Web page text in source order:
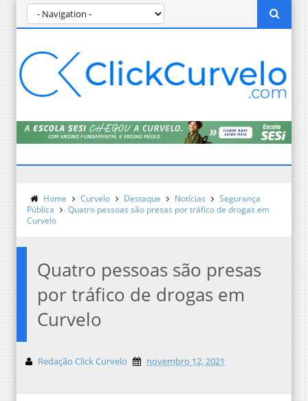
Home Curvelo Destaque Notícias
Segurança
Pública
Quatro pessoas são presas por tráfico de drogas em
Curvelo
Quatro pessoas são presas
por tráfico de drogas em
Curvelo
Redação Click Curvelo novembro 12, 2021